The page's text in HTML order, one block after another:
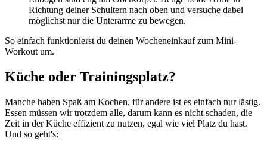
Richtung deiner Schultern nach oben und versuche dabei
möglichst nur die Unterarme zu bewegen.
So einfach funktionierst du deinen Wocheneinkauf zum Mini-
Workout um.
Küche oder Trainingsplatz?
Manche haben Spaß am Kochen, für andere ist es einfach nur lästig.
Essen müssen wir trotzdem alle, darum kann es nicht schaden, die
Zeit in der Küche effizient zu nutzen, egal wie viel Platz du hast.
Und so geht's: